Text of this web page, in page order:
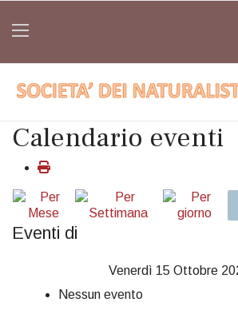
Calendario eventi
Eventi di
Venerdì 15 Ottobre
Nessun evento